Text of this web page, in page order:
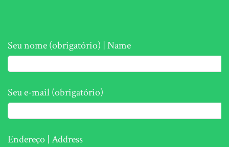
Seu nome (obrigatório) | Name
Seu e-mail (obrigatório)
Endereço | Address